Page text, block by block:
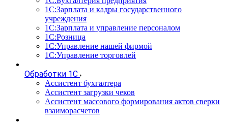
1С:Зарплата и кадры государственного
учреждения
1С:Зарплата и управление персоналом
1С:Розница
1С:Управление нашей фирмой
1С:Управление торговлей
Обработки 1С
Ассистент бухгалтера
Ассистент загрузки чеков
Ассистент массового формирования актов сверки
взаиморасчетов